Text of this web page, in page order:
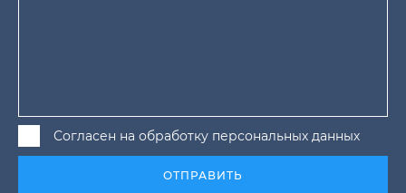
Согласен на обработку персональных данных
ОТПРАВИТЬ